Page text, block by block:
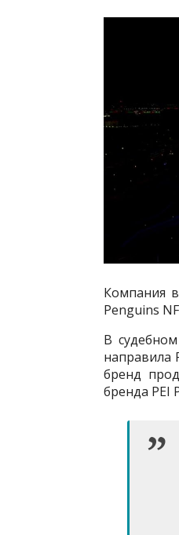
Компания
Penguins
В
направила
бренд
бренда PEI